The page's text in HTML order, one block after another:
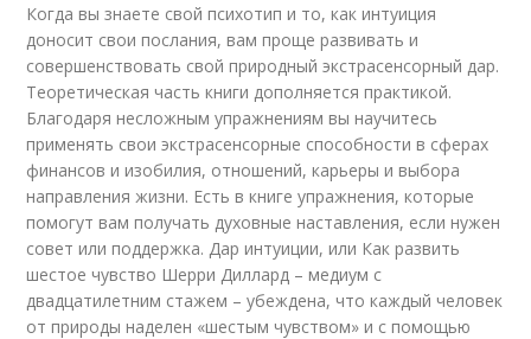
Когда вы знаете свой психотип и то, как интуиция
доносит свои послания, вам проще развивать и
совершенствовать свой природный экстрасенсорный дар.
Теоретическая часть книги дополняется практикой.
Благодаря несложным упражнениям вы научитесь
применять свои экстрасенсорные способности в сферах
финансов и изобилия, отношений, карьеры и выбора
направления жизни. Есть в книге упражнения, которые
помогут вам получать духовные наставления, если нужен
совет или поддержка. Дар интуиции, или Как развить
шестое чувство Шерри Диллард – медиум с
двадцатилетним стажем – убеждена, что каждый человек
от природы наделен «шестым чувством» и с помощью